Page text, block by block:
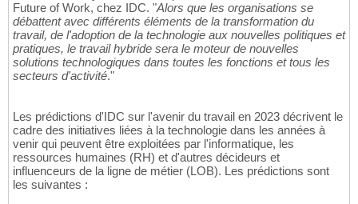
Future of Work, chez IDC. "Alors que les organisations se
débattent avec différents éléments de la transformation du
travail, de l'adoption de la technologie aux nouvelles politiques et
pratiques, le travail hybride sera le moteur de nouvelles
solutions technologiques dans toutes les fonctions et tous les
secteurs d'activité."
Les prédictions d'IDC sur l'avenir du travail en 2023 décrivent le
cadre des initiatives liées à la technologie dans les années à
venir qui peuvent être exploitées par l'informatique, les
ressources humaines (RH) et d'autres décideurs et
influenceurs de la ligne de métier (LOB). Les prédictions sont
les suivantes :